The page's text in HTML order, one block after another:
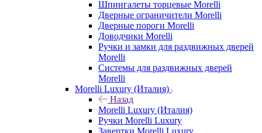
Шпингалеты торцевые Morelli
Дверные ограничители Morelli
Дверные пороги Morelli
Доводчики Morelli
Ручки и замки для раздвижных дверей
Morelli
Системы для раздвижных дверей
Morelli
Morelli Luxury (Италия)
Назад
Morelli Luxury (Италия)
Ручки Morelli Luxury